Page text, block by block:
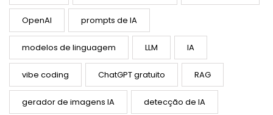
OpenAI prompts de IA
modelos de linguagem LLM IA
vibe coding ChatGPT gratuito RAG
gerador de imagens IA detecção de IA